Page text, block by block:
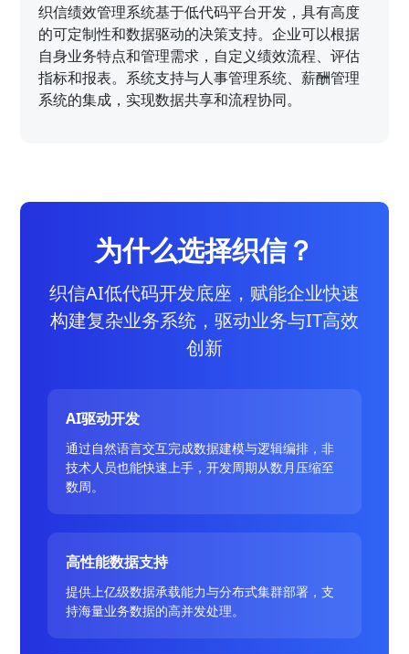
织信绩效管理系统基于低代码平台开发，具有高度
的可定制性和数据驱动的决策支持。企业可以根据
自身业务特点和管理需求，自定义绩效流程、评估
指标和报表。系统支持与人事管理系统、薪酬管理
系统的集成，实现数据共享和流程协同。
为什么选择织信？
织信AI低代码开发底座，赋能企业快速
构建复杂业务系统，驱动业务与IT高效
创新
AI驱动开发
通过自然语言交互完成数据建模与逻辑编排，非
技术人员也能快速上手，开发周期从数月压缩至
数周。
高性能数据支持
提供上亿级数据承载能力与分布式集群部署，支
持海量业务数据的高并发处理。